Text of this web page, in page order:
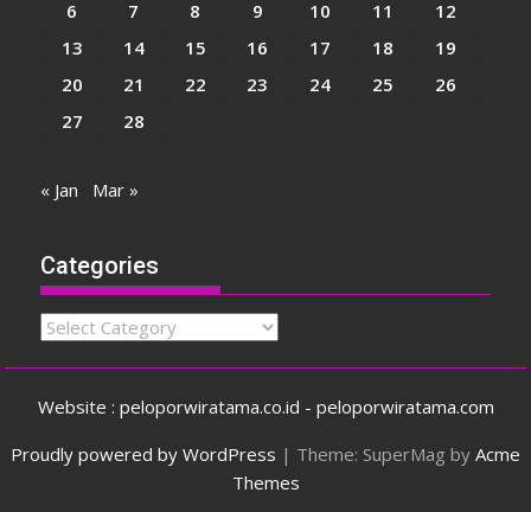
6
7 8 9 10 11
12
13
14 15 16 17 18
19
20
21 22 23 24 25
26
27
28
« Jan Mar »
Categories
Categories
Website : peloporwiratama.co.id - peloporwiratama.com
Proudly powered by WordPress | Theme: SuperMag by Acme
Themes